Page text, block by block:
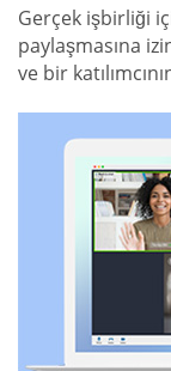
Gerçek işbirliği
paylaşmasına
ve bir